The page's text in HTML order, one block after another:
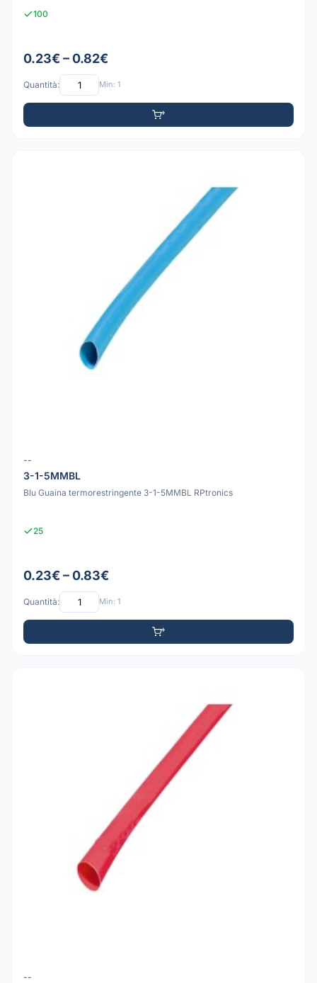
100
0.23€ – 0.82€
Quantità: Min: 1
--
3-1-5MMBL
Blu Guaina termorestringente 3-1-5MMBL RPtronics
25
0.23€ – 0.83€
Quantità: Min: 1
--